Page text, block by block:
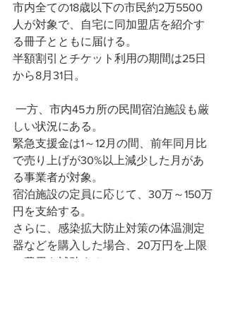
市内全ての18歳以下の市民約2万5500
人が対象で、自宅に同加盟店を紹介す
る冊子とともに届ける。
半額割引とチケット利用の期間は25日
から8月31日。
しい状況にある。
緊急支援金は1～12月の間、前年同月比
で売り上げが30%以上減少した月があ
る事業者が対象。
宿泊施設の定員に応じて、30万～150万
円を支給する。
さらに、感染拡大防止対策の体温測定
器などを購入した場合、20万円を上限
に費用を補助する。